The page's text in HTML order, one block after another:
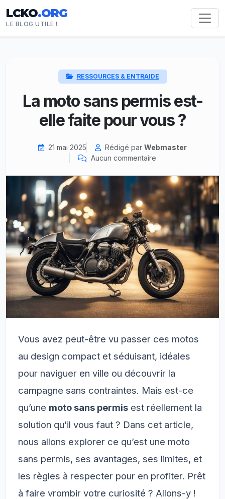
LCKO.ORG
LE BLOG UTILE !
RESSOURCES & ENTRAIDE
La moto sans permis est-
elle faite pour vous ?
21 mai 2025 Rédigé par Webmaster
Aucun commentaire
Vous avez peut-être vu passer ces motos
au design compact et séduisant, idéales
pour naviguer en ville ou découvrir la
campagne sans contraintes. Mais est-ce
qu’une moto sans permis est réellement la
solution qu’il vous faut ? Dans cet article,
nous allons explorer ce qu’est une moto
sans permis, ses avantages, ses limites, et
les règles à respecter pour en profiter. Prêt
à faire vrombir votre curiosité ? Allons-y !